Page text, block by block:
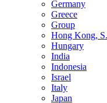
Germany
Greece
Group
Hong Kong,
Hungary
India
Indonesia
Israel
Italy
Japan